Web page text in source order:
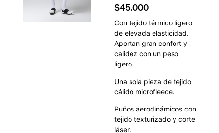
$45.000
Con tejido térmico ligero
de elevada elasticidad.
Aportan gran confort y
calidez con un peso
ligero.
Una sola pieza de tejido
cálido microfleece.
Puños aerodinámicos con
tejido texturizado y corte
láser.